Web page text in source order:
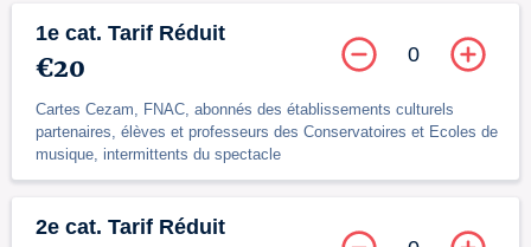
1e cat. Tarif Réduit
€20
Cartes Cezam, FNAC, abonnés des établissements culturels
partenaires, élèves et professeurs des Conservatoires et Ecoles de
musique, intermittents du spectacle
0
2e cat. Tarif Réduit